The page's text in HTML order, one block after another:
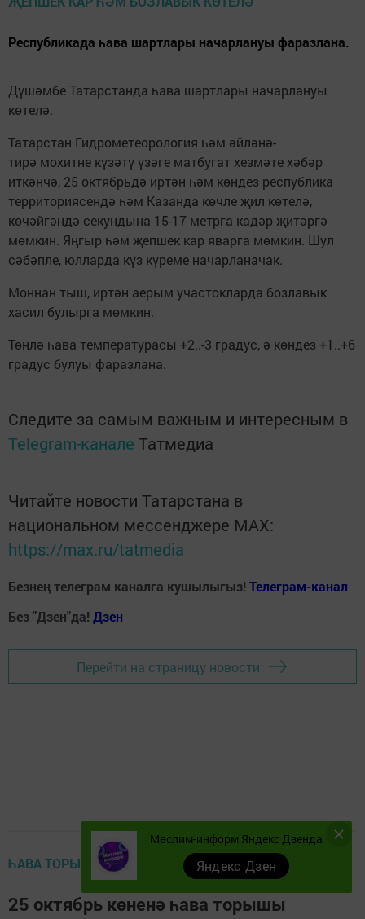
Республикада һава шартлары начарлануы фаразлана.
Дүшәмбе Татарстанда һава шартлары начарлануы
көтелә.
Татарстан Гидрометеорология һәм әйләнә-
тирә мохитне күзәтү үзәге матбугат хезмәте хәбәр
иткәнчә, 25 октябрьдә иртән һәм көндез республика
территориясендә һәм Казанда көчле җил көтелә,
көчәйгәндә секундына 15-17 метрга кадәр җитәргә
мөмкин. Яңгыр һәм җепшек кар яварга мөмкин. Шул
сәбәпле, юлларда күз күреме начарланачак.
Моннан тыш, иртән аерым участокларда бозлавык
хасил булырга мөмкин.
Төнлә һава температурасы +2..-3 градус, ә көндез +1..+6
градус булуы фаразлана.
Следите за самым важным и интересным в
Telegram-канале Татмедиа
Читайте новости Татарстана в
национальном мессенджере MАХ:
https://max.ru/tatmedia
Безнең телеграм каналга кушылыгыз! Телеграм-канал
Без "Дзен"да! Дзен
Перейти на страницу новости
ҺАВА ТОРЫШЫ
25 октябрь көненә һава торышы
Мөслим-информ Яндекс Дзенда
Яндекс Дзен